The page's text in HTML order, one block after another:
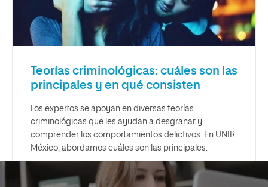
Teorías criminológicas: cuáles son las
principales y en qué consisten
Los expertos se apoyan en diversas teorías
criminológicas que les ayudan a desgranar y
comprender los comportamientos delictivos. En UNIR
México, abordamos cuáles son las principales.